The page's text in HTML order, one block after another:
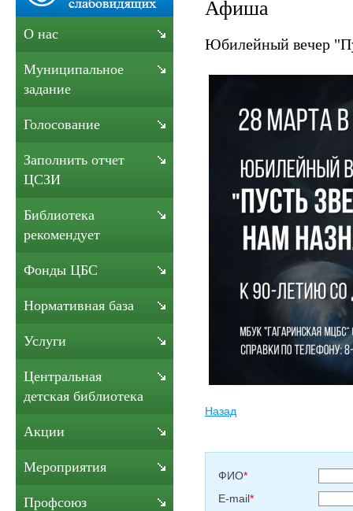
Афиша
Юбилейный вечер
Назад
ФИО*
E-mail*
О нас
Муниципальное
задание
Голосование
Заполнить отчет
ЦСЗИ
Библиотека
рекомендует
Фонды ЦБС
Нормативная база
Услуги
Центральная
детская библиотека
Акции
Мероприятия
Профсоюз